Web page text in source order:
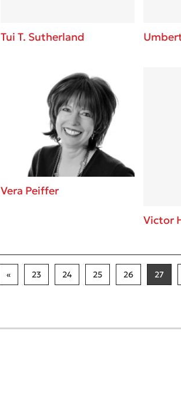
Tui T. Sutherland
Vera Peiffer
Victor
« 23 24 25 26 27